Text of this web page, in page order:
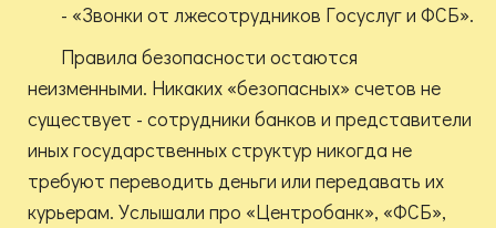
- «Звонки от лжесотрудников Госуслуг и ФСБ».
Правила безопасности остаются
неизменными. Никаких «безопасных» счетов не
существует - сотрудники банков и представители
иных государственных структур никогда не
требуют переводить деньги или передавать их
курьерам. Услышали про «Центробанк», «ФСБ»,